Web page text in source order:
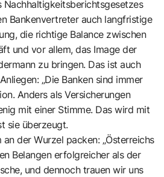
Bankenvertreter auch langfristige
die richtige Balance zwischen
und vor allem, das Image der
zu bringen. Das ist auch
„Die Banken sind immer
Anders als Versicherungen
mit einer Stimme. Das wird mit
sie überzeugt.
der Wurzel packen: „Österreichs
Belangen erfolgreicher als der
und dennoch trauen wir uns